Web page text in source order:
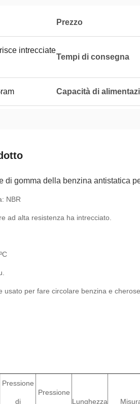
Prezzo
intrecciate
Tempi di consegna
Capacità di
di gomma della benzina antistatica
NBR
ad alta resistenza ha intrecciato.
usato per fare circolare benzina e
Pressione
di
Pressione
Lunghezza